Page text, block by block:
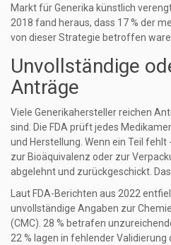
Markt für Generika künstlich
2018 fand heraus, dass 17 % der
von dieser Strategie betroffen
Unvollständige
Anträge
Viele Generikahersteller reichen
sind. Die FDA prüft jedes
und Herstellung. Wenn ein Teil
zur Bioäquivalenz oder zur
abgelehnt und zurückgeschickt.
Laut FDA-Berichten aus 2022
unvollständige Angaben zur
(CMC). 28 % betrafen
22 % lagen in fehlender